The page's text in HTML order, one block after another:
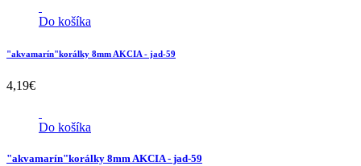
Do košíka
"akvamarín"korálky 8mm AKCIA - jad-59
4,19€
Do košíka
"akvamarín"korálky 8mm AKCIA - jad-59